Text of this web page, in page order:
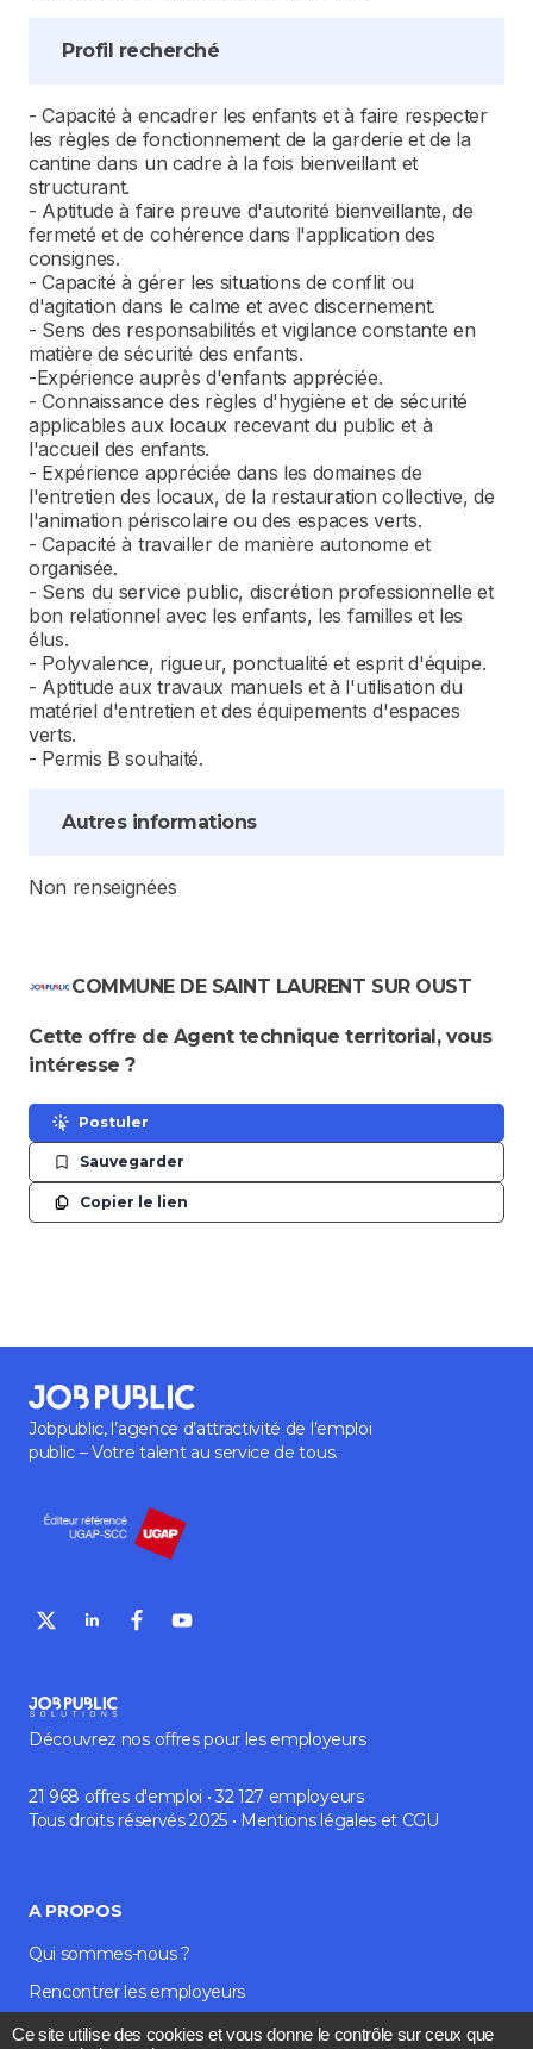
Profil recherché
- Capacité à encadrer les enfants et à faire respecter
les règles de fonctionnement de la garderie et de la
cantine dans un cadre à la fois bienveillant et
structurant.
- Aptitude à faire preuve d'autorité bienveillante, de
fermeté et de cohérence dans l'application des
consignes.
- Capacité à gérer les situations de conflit ou
d'agitation dans le calme et avec discernement.
- Sens des responsabilités et vigilance constante en
matière de sécurité des enfants.
-Expérience auprès d'enfants appréciée.
- Connaissance des règles d'hygiène et de sécurité
applicables aux locaux recevant du public et à
l'accueil des enfants.
- Expérience appréciée dans les domaines de
l'entretien des locaux, de la restauration collective, de
l'animation périscolaire ou des espaces verts.
- Capacité à travailler de manière autonome et
organisée.
- Sens du service public, discrétion professionnelle et
bon relationnel avec les enfants, les familles et les
élus.
- Polyvalence, rigueur, ponctualité et esprit d'équipe.
- Aptitude aux travaux manuels et à l'utilisation du
matériel d'entretien et des équipements d'espaces
verts.
- Permis B souhaité.
Autres informations
Non renseignées
COMMUNE DE SAINT LAURENT SUR OUST
Cette offre de Agent technique territorial, vous
intéresse ?
Postuler
Sauvegarder
Copier le lien
Jobpublic, l’agence d’attractivité de l’emploi
public – Votre talent au service de tous.
Découvrez nos offres pour les employeurs
21 968 offres d'emploi • 32 127 employeurs
Tous droits réservés 2025 • Mentions légaleset CGU
A PROPOS
Qui sommes-nous ?
Rencontrer les employeurs
Média et blog
Ce site utilise des cookies et vous donne le contrôle sur ceux que